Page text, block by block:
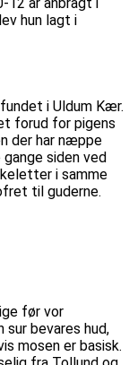
hun lagt i
i Uldum Kær.
forud for pigens
der har næppe
siden ved
i samme
til guderne.
før vor
sur bevares hud,
mosen er basisk.